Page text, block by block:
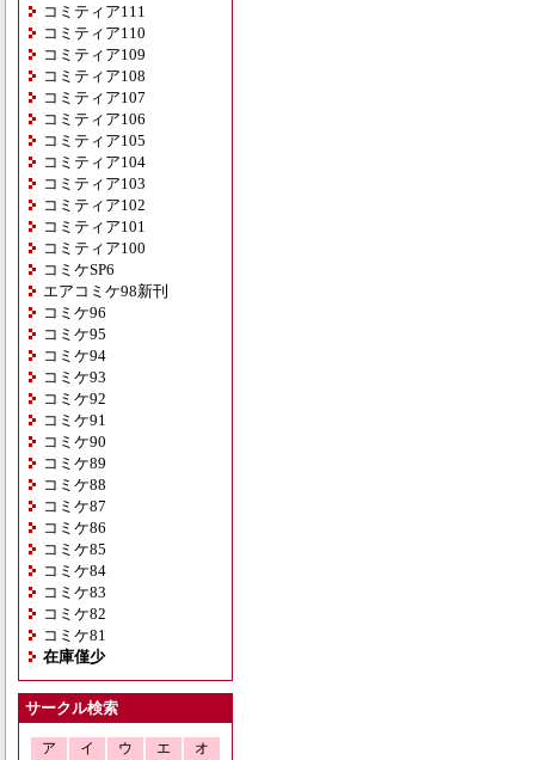
コミティア111
コミティア110
コミティア109
コミティア108
コミティア107
コミティア106
コミティア105
コミティア104
コミティア103
コミティア102
コミティア101
コミティア100
コミケSP6
エアコミケ98新刊
コミケ96
コミケ95
コミケ94
コミケ93
コミケ92
コミケ91
コミケ90
コミケ89
コミケ88
コミケ87
コミケ86
コミケ85
コミケ84
コミケ83
コミケ82
コミケ81
在庫僅少
サークル検索
ア イ ウ エ
オ